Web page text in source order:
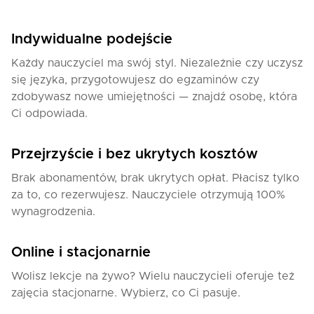
do indywidualnych potrzeb ucznia. Stawiam na
rozumieć i reagować w realnych sytuacjach. Często
pracuję z materiałami autentycznymi (dialogi,
ogłoszenia, podcasty, fragmenty rozmów), by
rozwijać zarówno język, jak i rozumienie kontekstu
-język codzienny i komunikacja sytuacyjna
-przygotowanie do życia i pracy w Polsce
urząd, zakupy, praca)
-indywidualna pomoc językowa dla małżonków
Polaków i ich rodzin
Indywidualne podejście
Każdy nauczyciel ma swój styl. Niezależnie czy uczysz
się języka, przygotowujesz do egzaminów czy
zdobywasz nowe umiejętności — znajdź osobę, która
Ci odpowiada.
Przejrzyście i bez ukrytych kosztów
Brak abonamentów, brak ukrytych opłat. Płacisz tylko
za to, co rezerwujesz. Nauczyciele otrzymują 100%
wynagrodzenia.
Online i stacjonarnie
Wolisz lekcje na żywo? Wielu nauczycieli oferuje też
zajęcia stacjonarne. Wybierz, co Ci pasuje.